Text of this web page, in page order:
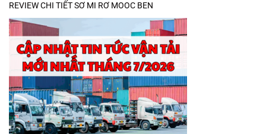
REVIEW CHI TIẾT SƠ MI RƠ MOOC BEN